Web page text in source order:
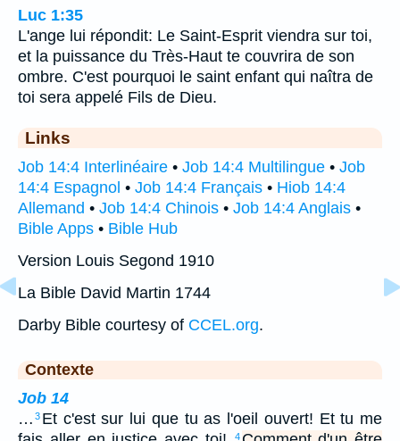
Luc 1:35
L'ange lui répondit: Le Saint-Esprit viendra sur toi,
et la puissance du Très-Haut te couvrira de son
ombre. C'est pourquoi le saint enfant qui naîtra de
toi sera appelé Fils de Dieu.
Links
Job 14:4 Interlinéaire • Job 14:4 Multilingue • Job
14:4 Espagnol • Job 14:4 Français • Hiob 14:4
Allemand • Job 14:4 Chinois • Job 14:4 Anglais •
Bible Apps • Bible Hub
Version Louis Segond 1910
La Bible David Martin 1744
Darby Bible courtesy of CCEL.org.
Contexte
Job 14
… 3 Et c'est sur lui que tu as l'oeil ouvert! Et tu me
4